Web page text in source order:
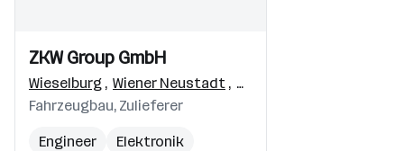
Videos
Einblicke
Einblicke
ZKW Group GmbH
Wieselburg , Wiener Neustadt , Dalian Shi, Liaoning
Fahrzeugbau, Zulieferer
Engineer
Elektronik